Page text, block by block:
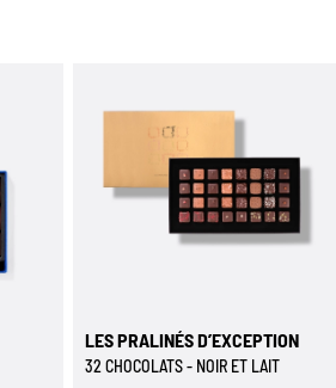
LES PRALINÉS D’EXCEPTION
32 CHOCOLATS - NOIR ET LAIT